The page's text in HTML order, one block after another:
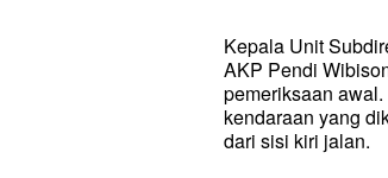
Kepala Unit
AKP Pendi
pemeriksaan
kendaraan yang
dari sisi kiri jalan.